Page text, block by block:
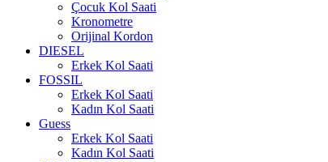
Çocuk Kol Saati
Kronometre
Orijinal Kordon
DIESEL
Erkek Kol Saati
FOSSIL
Erkek Kol Saati
Kadın Kol Saati
Guess
Erkek Kol Saati
Kadın Kol Saati